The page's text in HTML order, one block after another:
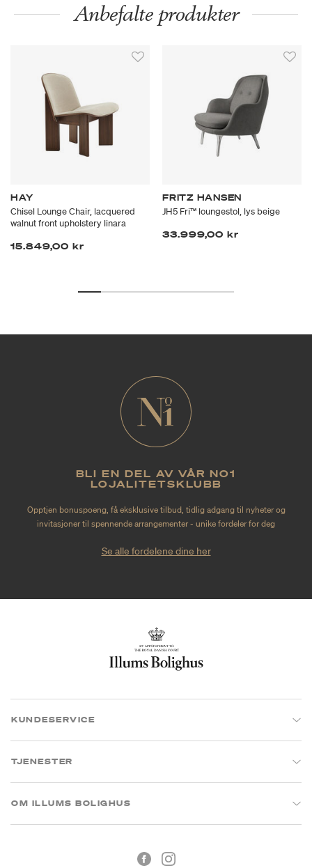
Anbefalte produkter
HAY
Chisel Lounge Chair, lacquered
walnut front upholstery linara
15.849,00 kr
FRITZ HANSEN
JH5 Fri™ loungestol, lys beige
33.999,00 kr
BLI EN DEL AV VÅR NO1
LOJALITETSKLUBB
Opptjen bonuspoeng, få eksklusive tilbud, tidlig adgang til nyheter og
invitasjoner til spennende arrangementer - unike fordeler for deg
Se alle fordelene dine her
KUNDESERVICE
TJENESTER
OM ILLUMS BOLIGHUS